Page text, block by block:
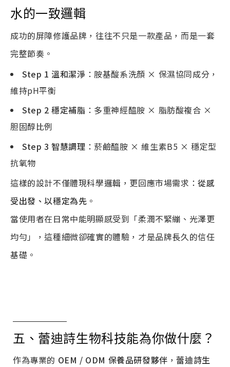
水的一致邏輯
成功的屏障修護品牌，往往不只是一款產品，而是一套
完整節奏。
Step 1 溫和潔淨 ：胺基酸系洗顏 × 保濕協同成分，
維持pH平衡
Step 2穩定補脂 ：多重神經醯胺 × 脂肪酸複合 ×
胆固醇比例
Step 3智慧調理 ：菸鹼醯胺 × 維生素B5 × 穩定型
抗氧物
這樣的設計不僅體現科學邏輯，更回應市場需求：從感
受出發、以穩定為先 。
當使用者在日常中能明顯感受到「柔潤不緊繃、光澤更
均勻」，這種細微卻確實的體驗，才是品牌長久的信任
基礎。
五、蕾迪詩生物科技能為你做什麼？
作為專業的 OEM / ODM 保養品研發夥伴 ， 蕾迪詩生